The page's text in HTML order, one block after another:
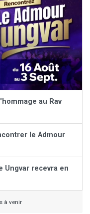
au Rav
le Admour
Ungvar recevra en
à venir